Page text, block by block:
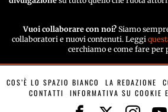
Vuoi collaborare con noi? Siamo
collaboratori e nuovi contenuti. Leggi
cerchiamo e come fare per
COS’È LO SPAZIO BIANCO LA REDAZIONE
CONTATTI
INFORMATIVA SU COOKIE